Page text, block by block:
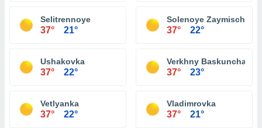
Selitrennoye
37° 21°
Solenoye Zaymische
37° 22°
Ushakovka
37° 22°
Verkhny Baskunchak
37° 23°
Vetlyanka
37° 22°
Vladimrovka
37° 21°